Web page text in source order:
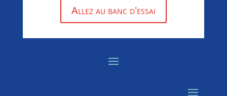
Allez au banc d'essai